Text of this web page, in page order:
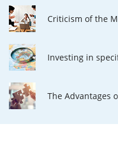
Criticism of the
Investing in
The Advantages